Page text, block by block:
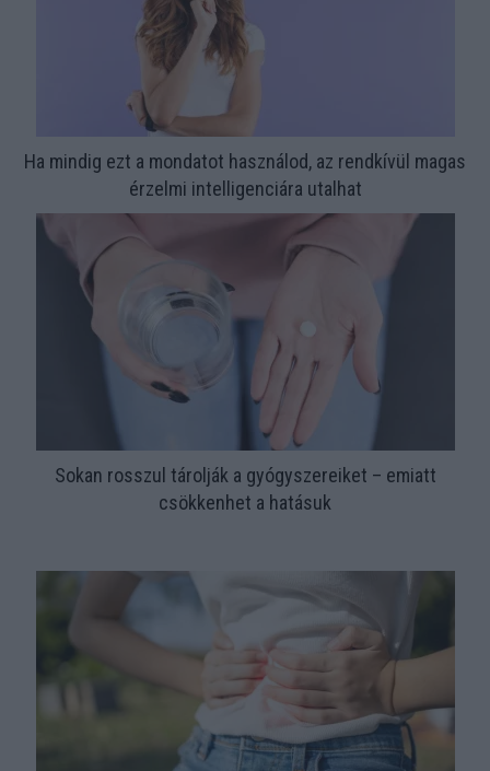
Ha mindig ezt a mondatot használod, az rendkívül magas
érzelmi intelligenciára utalhat
Sokan rosszul tárolják a gyógyszereiket – emiatt
csökkenhet a hatásuk